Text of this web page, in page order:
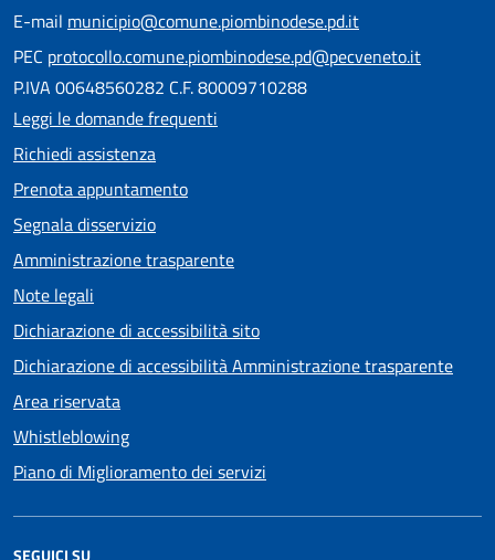
E-mail municipio@comune.piombinodese.pd.it
PEC protocollo.comune.piombinodese.pd@pecveneto.it
P.IVA 00648560282 C.F. 80009710288
Leggi le domande frequenti
Richiedi assistenza
Prenota appuntamento
Segnala disservizio
Amministrazione trasparente
Note legali
Dichiarazione di accessibilità sito
Dichiarazione di accessibilità Amministrazione trasparente
Area riservata
Whistleblowing
Piano di Miglioramento dei servizi
SEGUICI SU